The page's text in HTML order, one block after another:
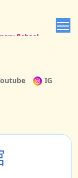
IG